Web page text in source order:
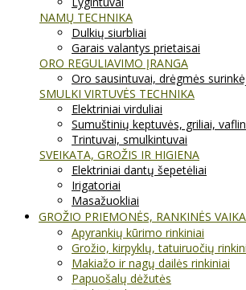
NAMŲ TECHNIKA
Dulkių siurbliai
Garais valantys prietaisai
ORO REGULIAVIMO ĮRANGA
Oro sausintuvai, drėgmės
SMULKI VIRTUVĖS TECHNIKA
Elektriniai virduliai
Sumuštinių keptuvės, griliai,
Trintuvai, smulkintuvai
SVEIKATA, GROŽIS IR HIGIENA
Elektriniai dantų šepetėliai
Irigatoriai
Masažuokliai
GROŽIO PRIEMONĖS, RANKINĖS
Apyrankių kūrimo rinkiniai
Grožio, kirpyklų, tatuiruočių
Makiažo ir nagų dailės rinkiniai
Papuošalų dėžutės